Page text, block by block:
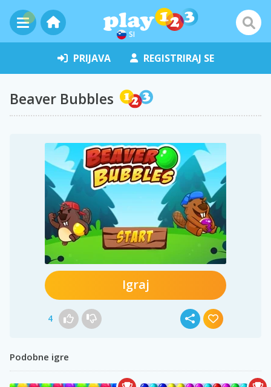
SI
PRIJAVA REGISTRIRAJ SE
Beaver Bubbles
Igraj
4
Podobne igre